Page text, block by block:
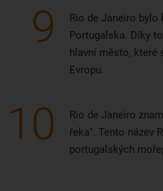
9
Rio de Janeiro
Portugalska. Díky
hlavní město, které
Evropu.
10
Rio de Janeiro
řeka". Tento název
portugalských